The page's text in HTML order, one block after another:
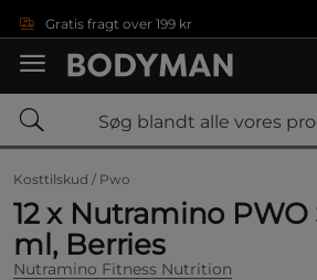
Gratis fragt over 199 kr
Kosttilskud / Pwo
12 x Nutramino PWO
ml, Berries
Nutramino Fitness Nutrition